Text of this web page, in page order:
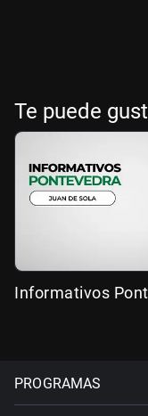
Te puede
Informativos
PROGRAMAS